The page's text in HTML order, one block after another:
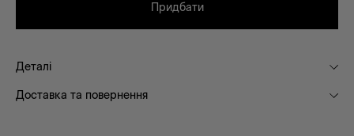
Придбати
Деталі
Доставка та повернення